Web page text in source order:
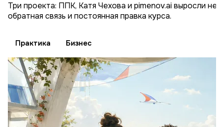
Три проекта: ППК, Катя Чехова и pimenov.ai выросли
обратная связь и постоянная правка курса.
Практика Бизнес